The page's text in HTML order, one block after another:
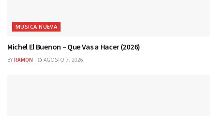
MUSICA NUEVA
Michel El Buenon – Que Vas a Hacer (2026)
BY RAMON AGOSTO 7, 2026